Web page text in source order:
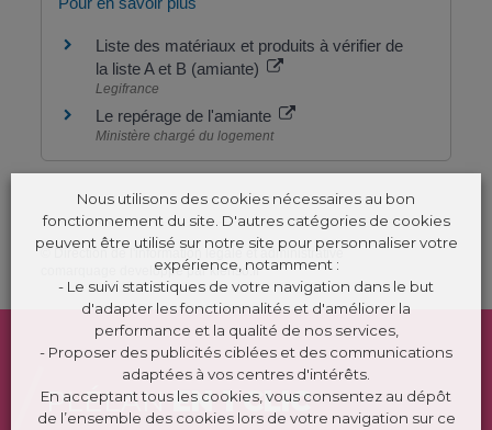
Liste des matériaux et produits à vérifier de
la liste A et B (amiante)
Legifrance
Le repérage de l'amiante
Ministère chargé du logement
Direction de l'information légale et administrative
comarquage developpé parkienso.fr
PLÉLANEN 1 CLIC
Nous utilisons des cookies nécessaires au bon
fonctionnement du site. D'autres catégories de cookies
peuvent être utilisé sur notre site pour personnaliser votre
expérience, notamment :
- Le suivi statistiques de votre navigation dans le but
d'adapter les fonctionnalités et d'améliorer la
performance et la qualité de nos services,
- Proposer des publicités ciblées et des communications
adaptées à vos centres d'intérêts.
En acceptant tous les cookies, vous consentez au dépôt
de l’ensemble des cookies lors de votre navigation sur ce